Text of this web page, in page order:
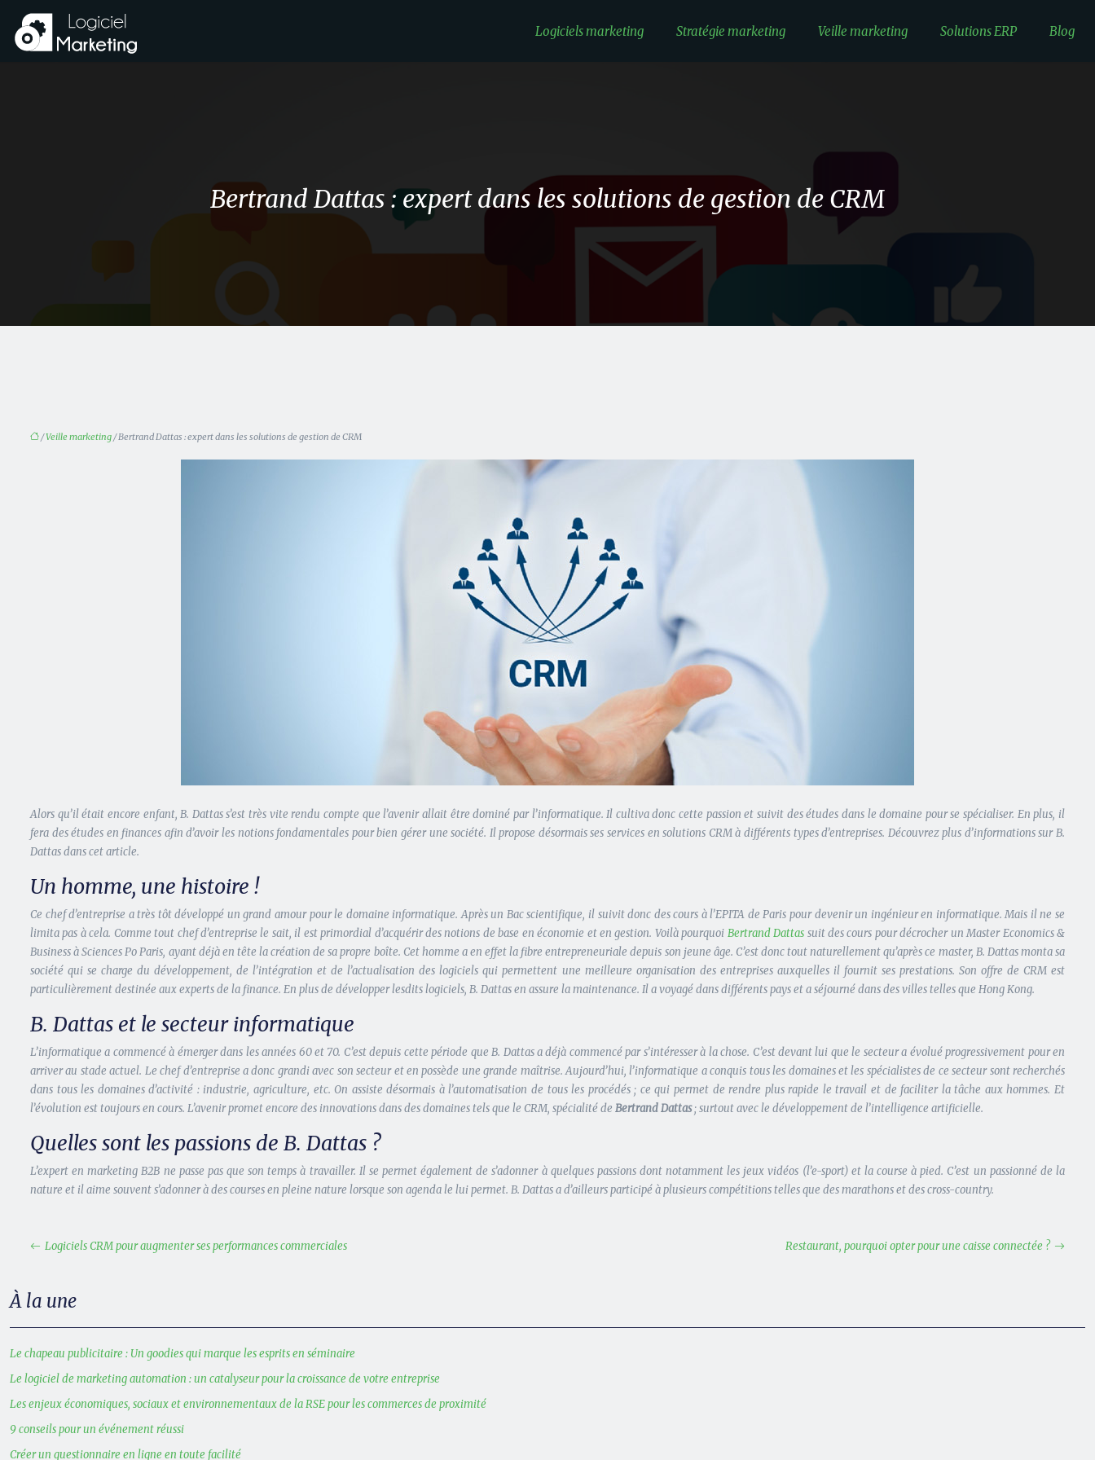
Logiciels marketing Stratégie marketing Veille marketing Solutions ERP Blog
Bertrand Dattas : expert dans les solutions de gestion de CRM
/Veille marketing/ Bertrand Dattas : expert dans les solutions de gestion de CRM
Alors qu’il était encore enfant, B. Dattas s’est très vite rendu compte que l’avenir allait être dominé par l’informatique. Il cultiva donc cette passion et suivit des études dans le domaine pour se spécialiser. En plus, il
fera des études en finances afin d’avoir les notions fondamentales pour bien gérer une société. Il propose désormais ses services en solutions CRM à différents types d’entreprises. Découvrez plus d’informations sur B.
Dattas dans cet article.
Un homme, une histoire !
Ce chef d’entreprise a très tôt développé un grand amour pour le domaine informatique. Après un Bac scientifique, il suivit donc des cours à l’EPITA de Paris pour devenir un ingénieur en informatique. Mais il ne se
limita pas à cela. Comme tout chef d’entreprise le sait, il est primordial d’acquérir des notions de base en économie et en gestion. Voilà pourquoi Bertrand Dattas suit des cours pour décrocher un Master Economics &
Business à Sciences Po Paris, ayant déjà en tête la création de sa propre boîte. Cet homme a en effet la fibre entrepreneuriale depuis son jeune âge. C’est donc tout naturellement qu’après ce master, B. Dattas monta sa
société qui se charge du développement, de l’intégration et de l’actualisation des logiciels qui permettent une meilleure organisation des entreprises auxquelles il fournit ses prestations. Son offre de CRM est
particulièrement destinée aux experts de la finance. En plus de développer lesdits logiciels, B. Dattas en assure la maintenance. Il a voyagé dans différents pays et a séjourné dans des villes telles que Hong Kong.
B. Dattas et le secteur informatique
L’informatique a commencé à émerger dans les années 60 et 70. C’est depuis cette période que B. Dattas a déjà commencé par s’intéresser à la chose. C’est devant lui que le secteur a évolué progressivement pour en
arriver au stade actuel. Le chef d’entreprise a donc grandi avec son secteur et en possède une grande maîtrise. Aujourd’hui, l’informatique a conquis tous les domaines et les spécialistes de ce secteur sont recherchés
dans tous les domaines d’activité : industrie, agriculture, etc. On assiste désormais à l’automatisation de tous les procédés ; ce qui permet de rendre plus rapide le travail et de faciliter la tâche aux hommes. Et
l’évolution est toujours en cours. L’avenir promet encore des innovations dans des domaines tels que le CRM, spécialité de Bertrand Dattas; surtout avec le développement de l’intelligence artificielle.
Quelles sont les passions de B. Dattas ?
L’expert en marketing B2B ne passe pas que son temps à travailler. Il se permet également de s’adonner à quelques passions dont notamment les jeux vidéos (l’e-sport) et la course à pied. C’est un passionné de la
nature et il aime souvent s’adonner à des courses en pleine nature lorsque son agenda le lui permet. B. Dattas a d’ailleurs participé à plusieurs compétitions telles que des marathons et des cross-country.
Logiciels CRM pour augmenter ses performances commerciales Restaurant, pourquoi opter pour une caisse connectée ?
À la une
Le chapeau publicitaire : Un goodies qui marque les esprits en séminaire
Le logiciel de marketing automation : un catalyseur pour la croissance de votre entreprise
Les enjeux économiques, sociaux et environnementaux de la RSE pour les commerces de proximité
9 conseils pour un événement réussi
Créer un questionnaire en ligne en toute facilité